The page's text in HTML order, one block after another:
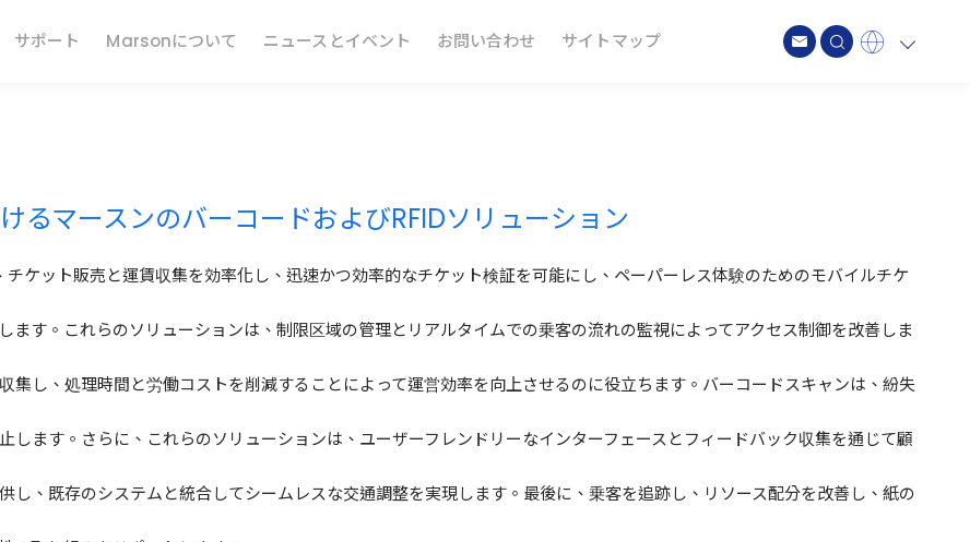
サポート Marsonについて ニュースとイベント お問い合わせ サイトマップ
ソリューション
るマースンのバーコードおよびRFIDソリューション
ケット販売と運賃収集を効率化し、迅速かつ効率的なチケット検証を可能にし、ペーパーレス体験のためのモバイルチケ
ます。これらのソリューションは、制限区域の管理とリアルタイムでの乗客の流れの監視によってアクセス制御を改善しま
集し、処理時間と労働コストを削減することによって運営効率を向上させるのに役立ちます。バーコードスキャンは、紛失
ます。さらに、これらのソリューションは、ユーザーフレンドリーなインターフェースとフィードバック収集を通じて顧
、既存のシステムと統合してシームレスな交通調整を実現します。最後に、乗客を追跡し、リソース配分を改善し、紙の